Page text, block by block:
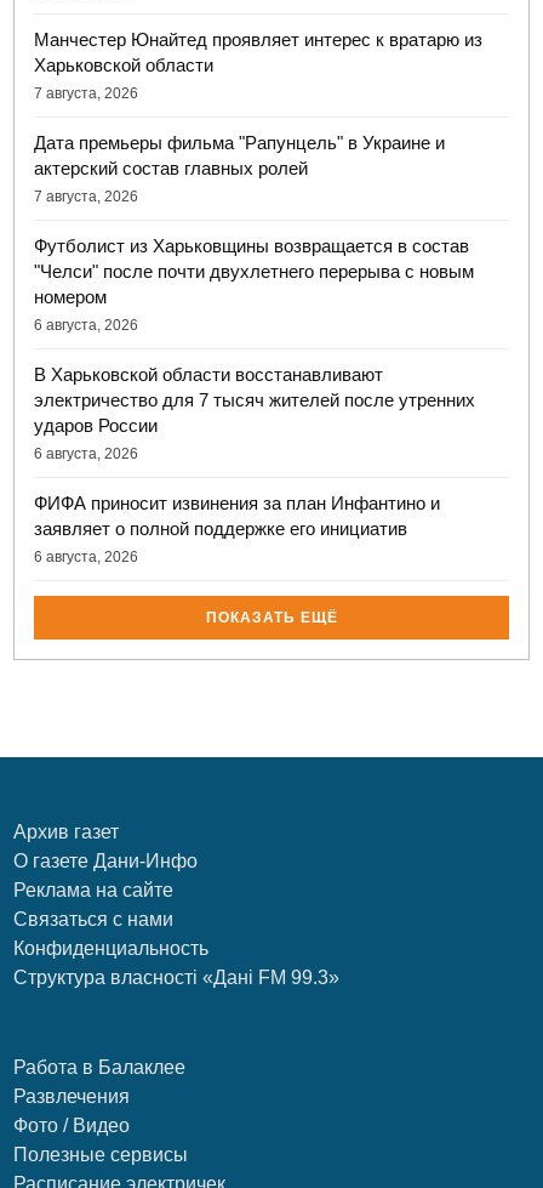
Манчестер Юнайтед проявляет интерес к вратарю из
Харьковской области
7 августа, 2026
Дата премьеры фильма "Рапунцель" в Украине и
актерский состав главных ролей
7 августа, 2026
Футболист из Харьковщины возвращается в состав
"Челси" после почти двухлетнего перерыва с новым
номером
6 августа, 2026
В Харьковской области восстанавливают
электричество для 7 тысяч жителей после утренних
ударов России
6 августа, 2026
ФИФА приносит извинения за план Инфантино и
заявляет о полной поддержке его инициатив
6 августа, 2026
ПОКАЗАТЬ ЕЩЁ
Архив газет
О газете Дани-Инфо
Реклама на сайте
Связаться с нами
Конфиденциальность
Структура власності «Дані FM 99.3»
Работа в Балаклее
Развлечения
Фото / Видео
Полезные сервисы
Расписание электричек